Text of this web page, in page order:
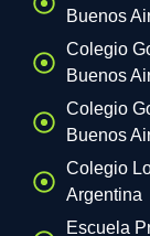
Buenos
Colegio
Buenos
Colegio
Buenos
Colegio
Argentina
Escuela